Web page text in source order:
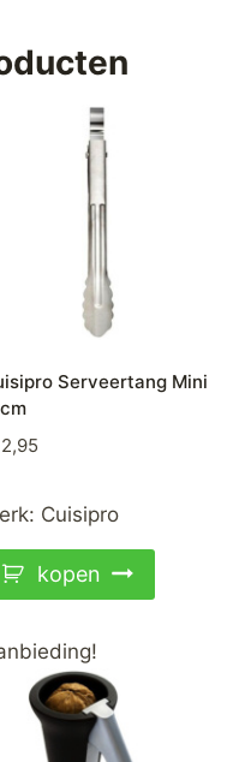
Serveertang Mini
Cuisipro
kopen